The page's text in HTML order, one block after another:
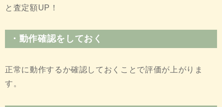
と査定額UP！
・動作確認をしておく
正常に動作するか確認しておくことで評価が上がりま
す。